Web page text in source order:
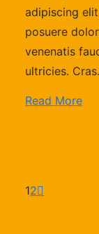
adipiscing
posuere
venenatis
ultricies.
Read More
12